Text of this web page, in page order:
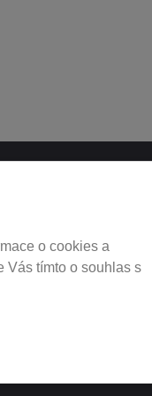
o cookies a
Vás tímto o souhlas s